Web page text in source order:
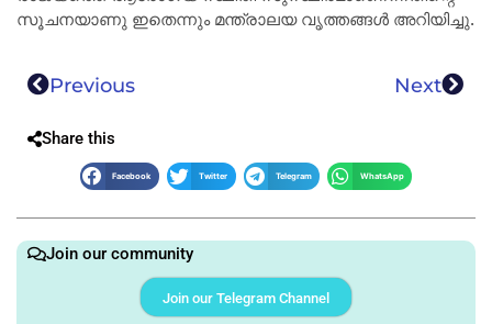
സൂചനയാണു ഇതെന്നും മന്ത്രാലയ വൃത്തങ്ങൾ അറിയിച്ചു.
Previous Next
Share this
Facebook Twitter Telegram WhatsApp
Join our community
Join our Telegram Channel